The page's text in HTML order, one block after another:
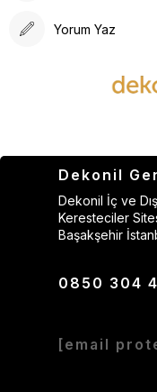
Yorum Yaz
Dekonil
Dekonil İç ve
Keresteciler
Başakşehir
0850 304
[email